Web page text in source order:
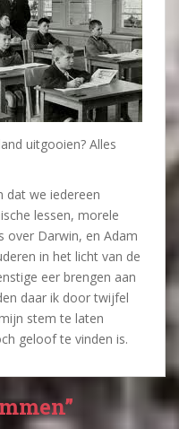
uitgooien? Alles
dat we iedereen
lessen, morele
over Darwin, en Adam
in het licht van de
eer brengen aan
daar ik door twijfel
stem te laten
geloof te vinden is.